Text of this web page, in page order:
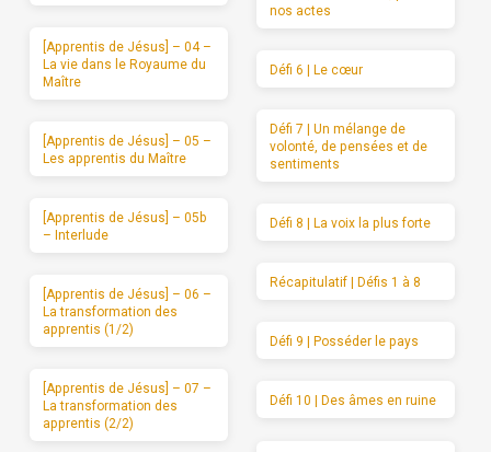
[Apprentis de Jésus] – 04 –
La vie dans le Royaume du
Maître
[Apprentis de Jésus] – 05 –
Les apprentis du Maître
[Apprentis de Jésus] – 05b
– Interlude
[Apprentis de Jésus] – 06 –
La transformation des
apprentis (1/2)
[Apprentis de Jésus] – 07 –
La transformation des
apprentis (2/2)
nos actes
Défi 6 | Le cœur
Défi 7 | Un mélange de
volonté, de pensées et de
sentiments
Défi 8 | La voix la plus forte
Récapitulatif | Défis 1 à 8
Défi 9 | Posséder le pays
Défi 10 | Des âmes en ruine